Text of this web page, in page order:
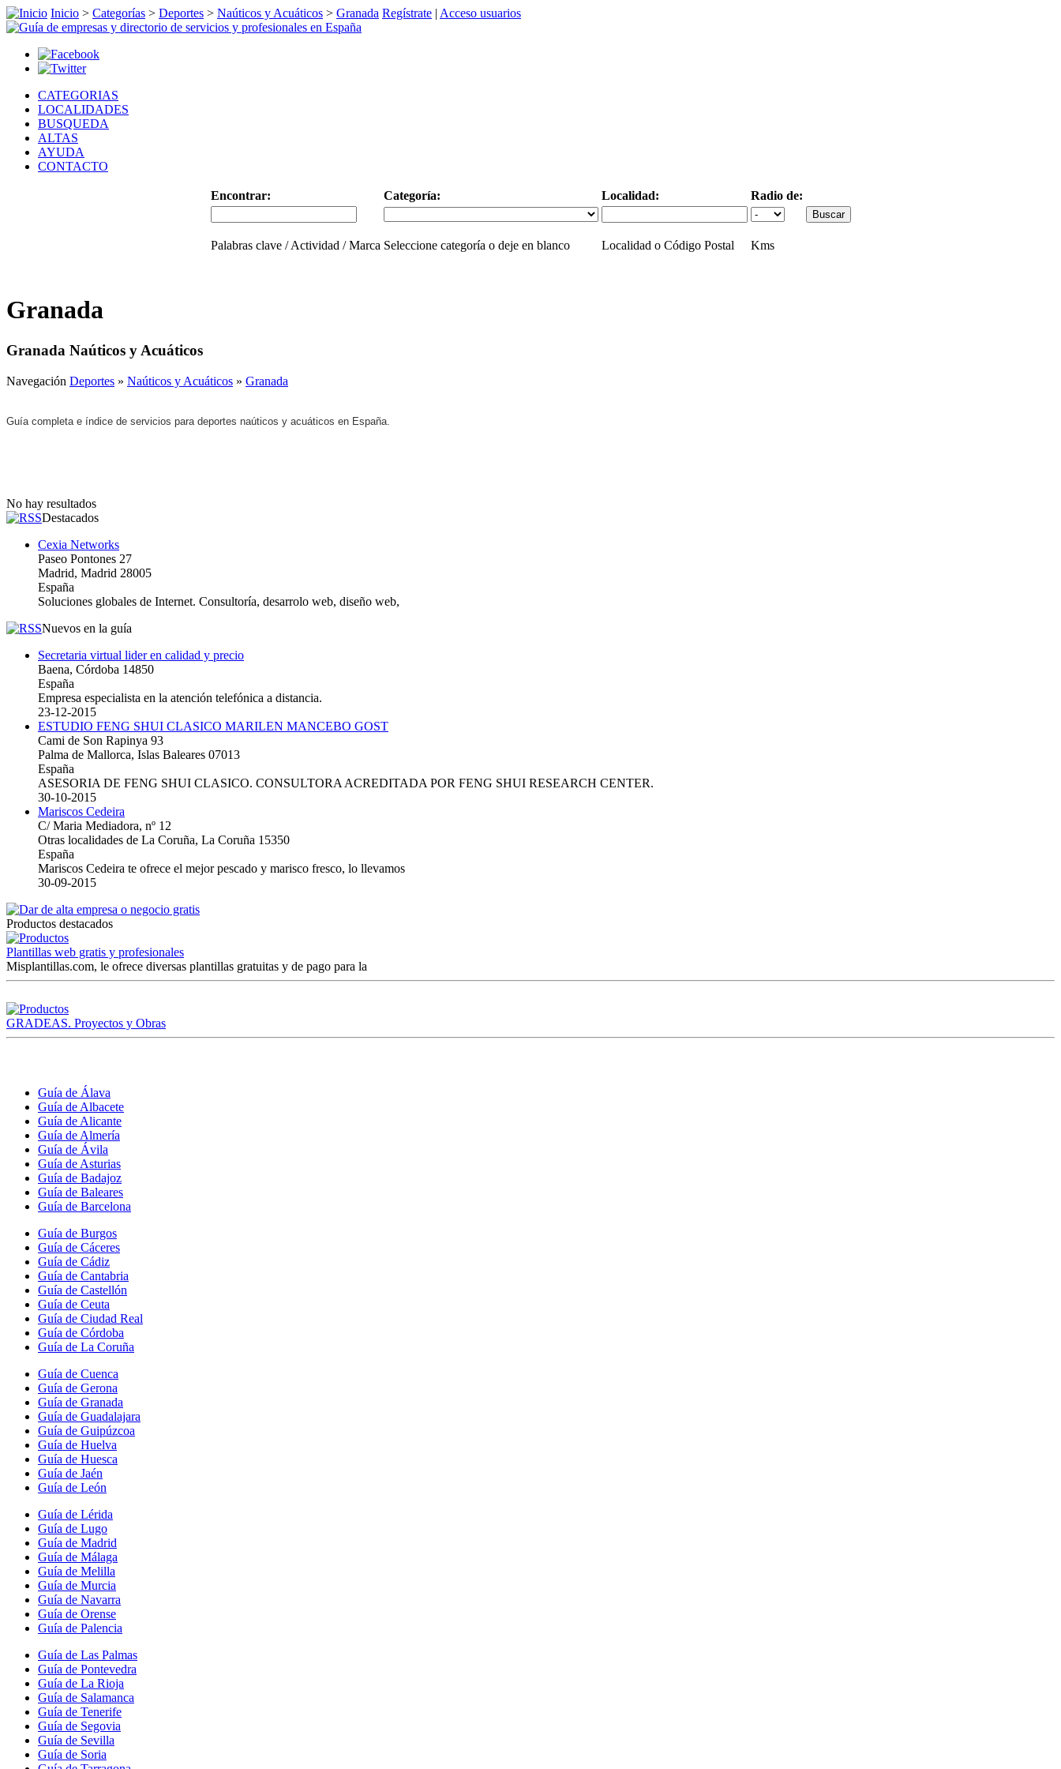
Inicio > Categorías > Deportes > Naúticos y Acuáticos > Granada Regístrate | Acceso usuarios
CATEGORIAS
LOCALIDADES
BUSQUEDA
ALTAS
AYUDA
CONTACTO
Encontrar: Categoría: Localidad: Radio de:
Palabras clave / Actividad / Marca Seleccione categoría o deje en blanco Localidad o Código Postal Kms
Granada
Granada Naúticos y Acuáticos
Navegación Deportes » Naúticos y Acuáticos » Granada
Guía completa e índice de servicios para deportes naúticos y acuáticos en España.
No hay resultados
Destacados
Cexia Networks
Paseo Pontones 27
Madrid, Madrid 28005
España
Soluciones globales de Internet. Consultoría, desarrolo web, diseño web,
Nuevos en la guía
Secretaria virtual lider en calidad y precio
Baena, Córdoba 14850
España
Empresa especialista en la atención telefónica a distancia.
23-12-2015
ESTUDIO FENG SHUI CLASICO MARILEN MANCEBO GOST
Cami de Son Rapinya 93
Palma de Mallorca, Islas Baleares 07013
España
ASESORIA DE FENG SHUI CLASICO. CONSULTORA ACREDITADA POR FENG SHUI RESEARCH CENTER.
30-10-2015
Mariscos Cedeira
C/ Maria Mediadora, nº 12
Otras localidades de La Coruña, La Coruña 15350
España
Mariscos Cedeira te ofrece el mejor pescado y marisco fresco, lo llevamos
30-09-2015
Productos destacados
Plantillas web gratis y profesionales
Misplantillas.com, le ofrece diversas plantillas gratuitas y de pago para la
GRADEAS. Proyectos y Obras
Guía de Álava
Guía de Albacete
Guía de Alicante
Guía de Almería
Guía de Ávila
Guía de Asturias
Guía de Badajoz
Guía de Baleares
Guía de Barcelona
Guía de Burgos
Guía de Cáceres
Guía de Cádiz
Guía de Cantabria
Guía de Castellón
Guía de Ceuta
Guía de Ciudad Real
Guía de Córdoba
Guía de La Coruña
Guía de Cuenca
Guía de Gerona
Guía de Granada
Guía de Guadalajara
Guía de Guipúzcoa
Guía de Huelva
Guía de Huesca
Guía de Jaén
Guía de León
Guía de Lérida
Guía de Lugo
Guía de Madrid
Guía de Málaga
Guía de Melilla
Guía de Murcia
Guía de Navarra
Guía de Orense
Guía de Palencia
Guía de Las Palmas
Guía de Pontevedra
Guía de La Rioja
Guía de Salamanca
Guía de Tenerife
Guía de Segovia
Guía de Sevilla
Guía de Soria